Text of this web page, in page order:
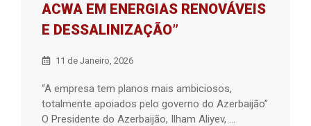
ACWA EM ENERGIAS RENOVÁVEIS ​​
E DESSALINIZAÇÃO”
11 de Janeiro, 2026
“A empresa tem planos mais ambiciosos,
totalmente apoiados pelo governo do Azerbaijão”
O Presidente do Azerbaijão, Ilham Aliyev, ...